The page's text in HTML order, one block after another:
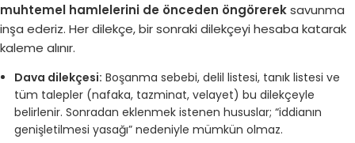
muhtemel hamlelerini de önceden öngörereksavunma
inşa ederiz. Her dilekçe, bir sonraki dilekçeyi hesaba katarak
kaleme alınır.
Dava dilekçesi: Boşanma sebebi, delil listesi, tanık listesi ve
tüm talepler (nafaka, tazminat, velayet) bu dilekçeyle
belirlenir. Sonradan eklenmek istenen hususlar; “iddianın
genişletilmesi yasağı” nedeniyle mümkün olmaz.